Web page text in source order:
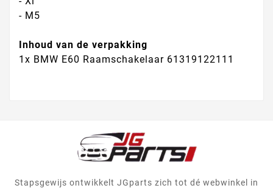
- M5
Inhoud van de verpakking
1x BMW E60 Raamschakelaar 61319122111
Stapsgewijs ontwikkelt JGparts zich tot dé webwinkel in